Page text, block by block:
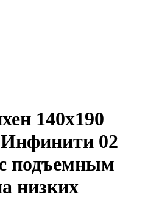
140х190
02
подъемным
низких